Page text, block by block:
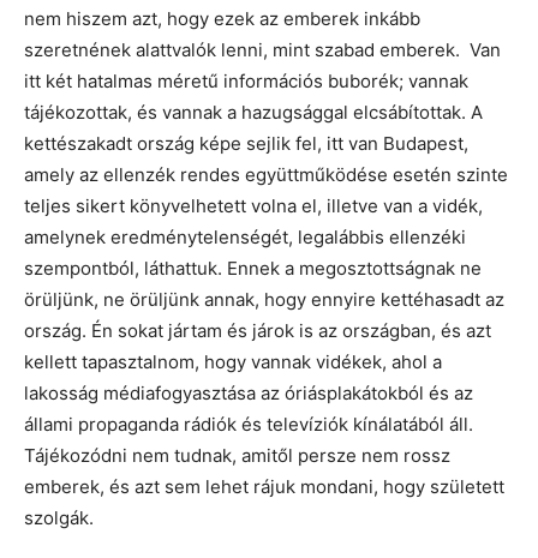
nem hiszem azt, hogy ezek az emberek inkább
szeretnének alattvalók lenni, mint szabad emberek. Van
itt két hatalmas méretű információs buborék; vannak
tájékozottak, és vannak a hazugsággal elcsábítottak. A
kettészakadt ország képe sejlik fel, itt van Budapest,
amely az ellenzék rendes együttműködése esetén szinte
teljes sikert könyvelhetett volna el, illetve van a vidék,
amelynek eredménytelenségét, legalábbis ellenzéki
szempontból, láthattuk. Ennek a megosztottságnak ne
örüljünk, ne örüljünk annak, hogy ennyire kettéhasadt az
ország. Én sokat jártam és járok is az országban, és azt
kellett tapasztalnom, hogy vannak vidékek, ahol a
lakosság médiafogyasztása az óriásplakátokból és az
állami propaganda rádiók és televíziók kínálatából áll.
Tájékozódni nem tudnak, amitől persze nem rossz
emberek, és azt sem lehet rájuk mondani, hogy született
szolgák.